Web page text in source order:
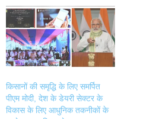
किसानों की समृद्धि के लिए समर्पित
पीएम मोदी, देश के डेयरी सेक्टर के
विकास के लिए आधुनिक तकनीकों के